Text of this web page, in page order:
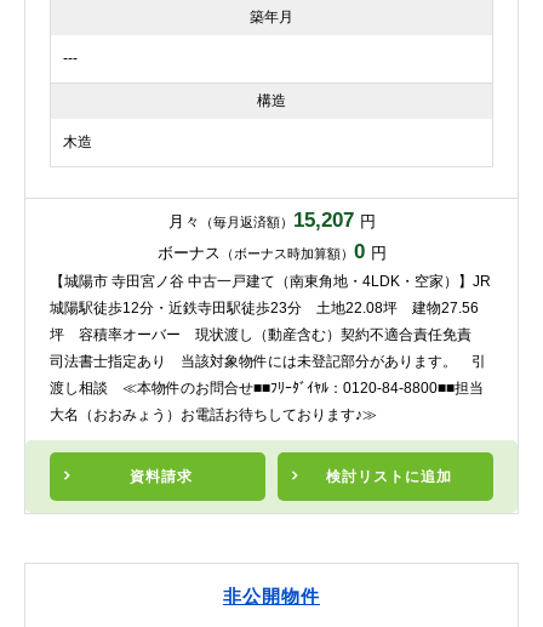
築年月
---
構造
木造
月々 （毎月返済額） 15,207 円
ボーナス （ボーナス時加算額） 0 円
資料請求 検討リスト に追加
【城陽市 寺田宮ノ谷 中古一戸建て（南東角地・4LDK・空家）】JR
城陽駅徒歩12分・近鉄寺田駅徒歩23分 土地22.08坪 建物27.56
坪 容積率オーバー 現状渡し（動産含む）契約不適合責任免責
司法書士指定あり 当該対象物件には未登記部分があります。 引
渡し相談 ≪本物件のお問合せ■■ﾌﾘｰﾀﾞｲﾔﾙ：0120-84-8800■■担当
大名（おおみょう）お電話お待ちしております♪≫
非公開物件